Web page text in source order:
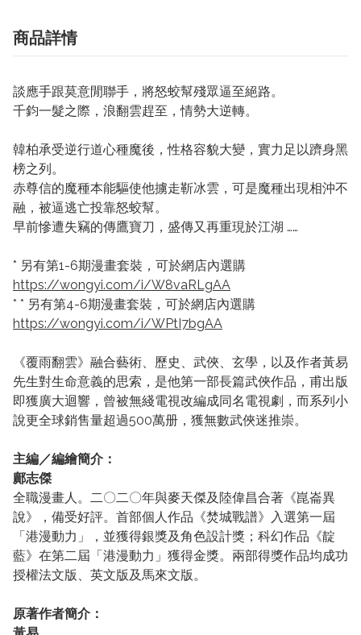
商品詳情
談應手跟莫意閒聯手，將怒蛟幫殘眾逼至絕路。
千鈞一髮之際，浪翻雲趕至，情勢大逆轉。
韓柏承受逆行道心種魔後，性格容貌大變，實力足以躋身黑
榜之列。
赤尊信的魔種本能驅使他擄走靳冰雲，可是魔種出現相沖不
融，被逼逃亡投靠怒蛟幫。
早前慘遭失竊的傳鷹寶刀，盛傳又再重現於江湖 ……
* 另有第1-6期漫畫套裝，可於網店內選購
https://wongyi.com/i/W8vaRLgAA
* * 另有第4-6期漫畫套裝，可於網店內選購
https://wongyi.com/i/WPtI7bgAA
《覆雨翻雲》融合藝術、歷史、武俠、玄學，以及作者黃易
先生對生命意義的思索，是他第一部長篇武俠作品，甫出版
即獲廣大迴響，曾被無綫電視改編成同名電視劇，而系列小
說更全球銷售量超過500萬册，獲無數武俠迷推崇。
主編／編繪簡介：
鄺志傑
全職漫畫人。二〇二〇年與麥天傑及陸偉昌合著《崑崙異
說》，備受好評。首部個人作品《焚城戰譜》入選第一屆
「港漫動力」，並獲得銀獎及角色設計獎；科幻作品《靛
藍》在第二屆「港漫動力」獲得金獎。兩部得獎作品均成功
授權法文版、英文版及馬來文版。
原著作者簡介：